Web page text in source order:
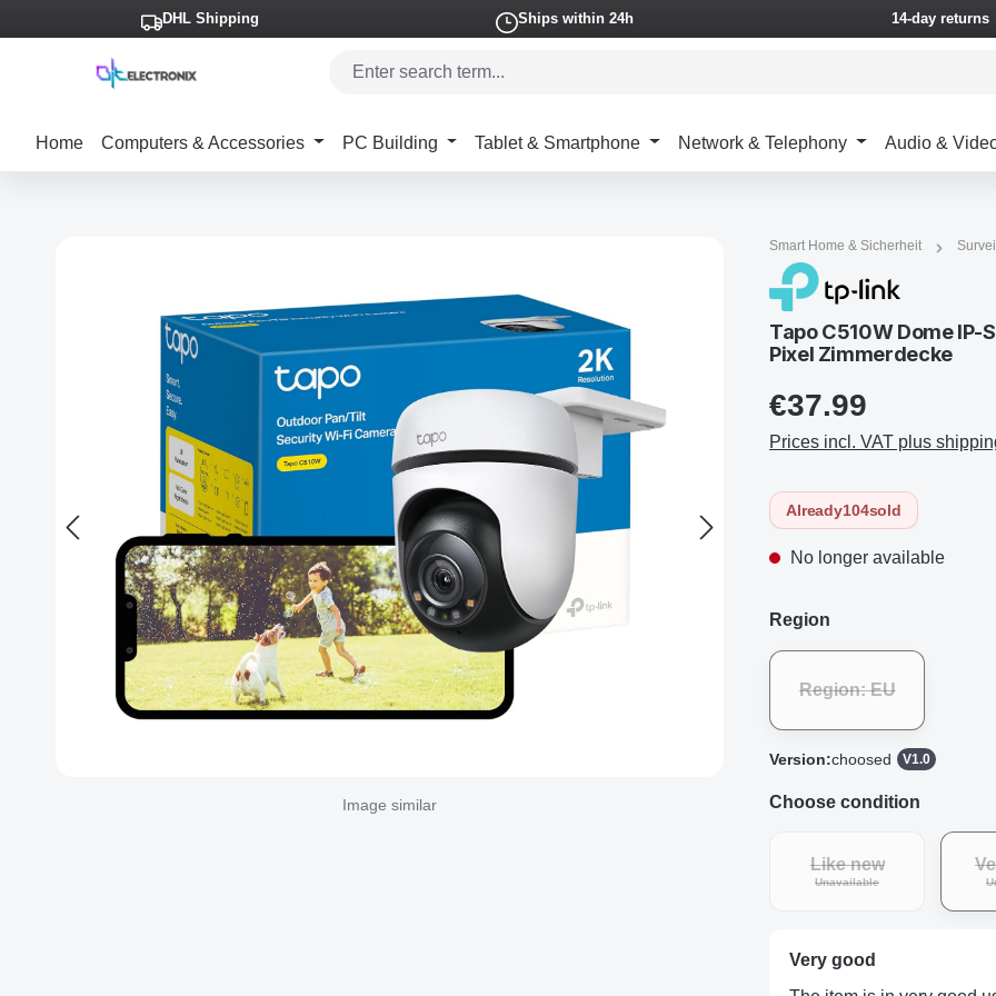
to main content
Skip to main navigation
DHL Shipping Ships within 24h 14-day returns
Home Computers & Accessories PC Building Tablet & Smartphone Network & Telephony Audio &
Image similar
Smart Home & Sicherheit
Tapo C510W Dome
Pixel Zimmerdecke
€37.99
Prices incl. VAT plus
Already104sold
No longer available
Region
Region: EU
Version:choosed V1.0
Choose condition
Like new
Unavailable(This option is
Very good